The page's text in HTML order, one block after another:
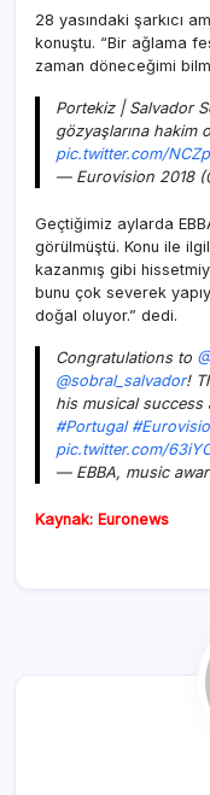
28 yasındaki şarkıcı
konuştu. “Bir ağlama
zaman döneceğimi
Portekiz | Salvador
gözyaşlarına hakim
pic.twitter.com/
— Eurovision 2018
Geçtiğimiz aylarda
görülmüştü. Konu ile
kazanmış gibi
bunu çok severek
doğal oluyor.” dedi.
Congratulations to
@sobral_salvador!
his musical success
#Portugal
pic.twitter.com/
— EBBA, music
Kaynak: Euronews